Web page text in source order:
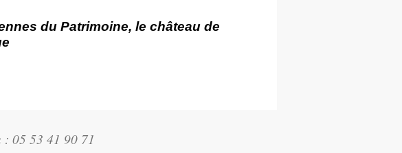
du Patrimoine, le château de
: 05 53 41 90 71